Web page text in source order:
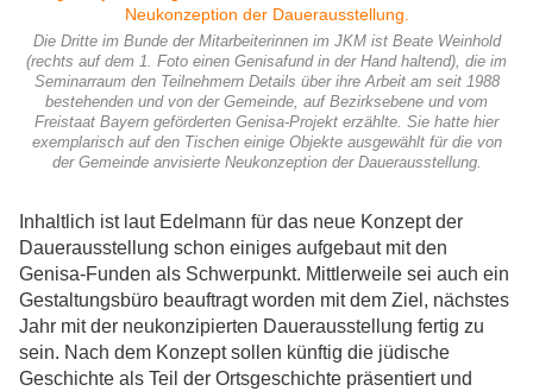
Die Dritte im Bunde der Mitarbeiterinnen im JKM ist Beate Weinhold
(rechts auf dem 1. Foto einen Genisafund in der Hand haltend), die im
Seminarraum den Teilnehmern Details über ihre Arbeit am seit 1988
bestehenden und von der Gemeinde, auf Bezirksebene und vom
Freistaat Bayern geförderten Genisa-Projekt erzählte. Sie hatte hier
exemplarisch auf den Tischen einige Objekte ausgewählt für die von
der Gemeinde anvisierte Neukonzeption der Dauerausstellung.
Inhaltlich ist laut Edelmann für das neue Konzept der
Dauerausstellung schon einiges aufgebaut mit den
Genisa-Funden als Schwerpunkt. Mittlerweile sei auch ein
Gestaltungsbüro beauftragt worden mit dem Ziel, nächstes
Jahr mit der neukonzipierten Dauerausstellung fertig zu
sein. Nach dem Konzept sollen künftig die jüdische
Geschichte als Teil der Ortsgeschichte präsentiert und